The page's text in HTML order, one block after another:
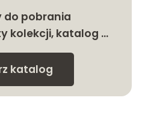
do pobrania
kolekcji, katalog …
katalog